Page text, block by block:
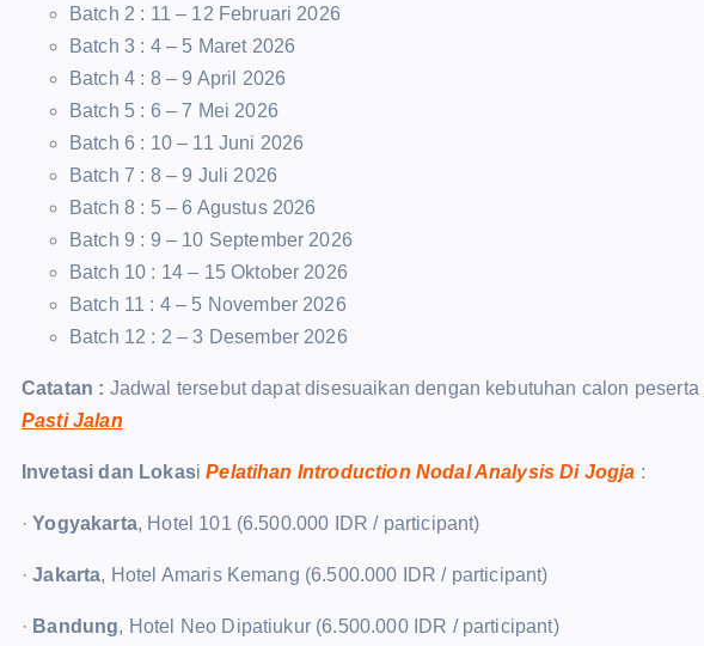
Batch 2 : 11 – 12 Februari 2026
Batch 3 : 4 – 5 Maret 2026
Batch 4 : 8 – 9 April 2026
Batch 5 : 6 – 7 Mei 2026
Batch 6 : 10 – 11 Juni 2026
Batch 7 : 8 – 9 Juli 2026
Batch 8 : 5 – 6 Agustus 2026
Batch 9 : 9 – 10 September 2026
Batch 10 : 14 – 15 Oktober 2026
Batch 11 : 4 – 5 November 2026
Batch 12 : 2 – 3 Desember 2026
Catatan : Jadwal tersebut dapat disesuaikan dengan kebutuhan calon peserta
Pasti Jalan
Invetasi dan LokasiPelatihan Introduction Nodal Analysis Di Jogja :
·Yogyakarta, Hotel 101 (6.500.000 IDR / participant)
·Jakarta, Hotel Amaris Kemang (6.500.000 IDR / participant)
· Bandung, Hotel Neo Dipatiukur (6.500.000 IDR / participant)